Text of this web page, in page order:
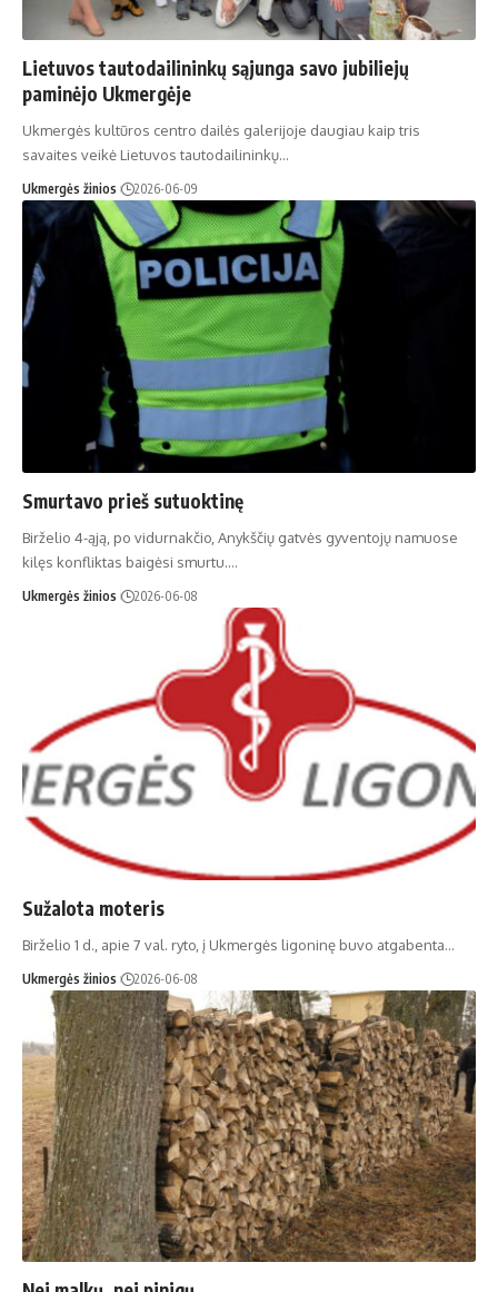
Lietuvos tautodailininkų sąjunga savo jubiliejų
paminėjo Ukmergėje
Ukmergės kultūros centro dailės galerijoje daugiau kaip tris
savaites veikė Lietuvos tautodailininkų…
Ukmergės žinios 2026-06-09
Smurtavo prieš sutuoktinę
Birželio 4-ąją, po vidurnakčio, Anykščių gatvės gyventojų namuose
kilęs konfliktas baigėsi smurtu.…
Ukmergės žinios 2026-06-08
Sužalota moteris
Birželio 1 d., apie 7 val. ryto, į Ukmergės ligoninę buvo atgabenta…
Ukmergės žinios 2026-06-08